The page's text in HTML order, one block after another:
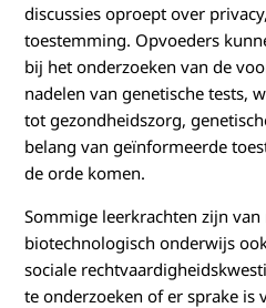
discussies oproept over
toestemming. Opvoeders
bij het onderzoeken van de
nadelen van genetische tests,
tot gezondheidszorg,
belang van geïnformeerde
de orde komen.
Sommige leerkrachten zijn
biotechnologisch onderwijs
sociale
te onderzoeken of er sprake is